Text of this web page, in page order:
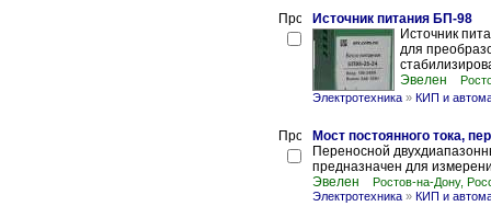
Источник питания БП-98
Источник
для
Эвелен
Электротехника » КИП и
Мост постоянного тока,
Переносной
предназначен для
Эвелен
Ростов-на-Дону,
Электротехника » КИП и